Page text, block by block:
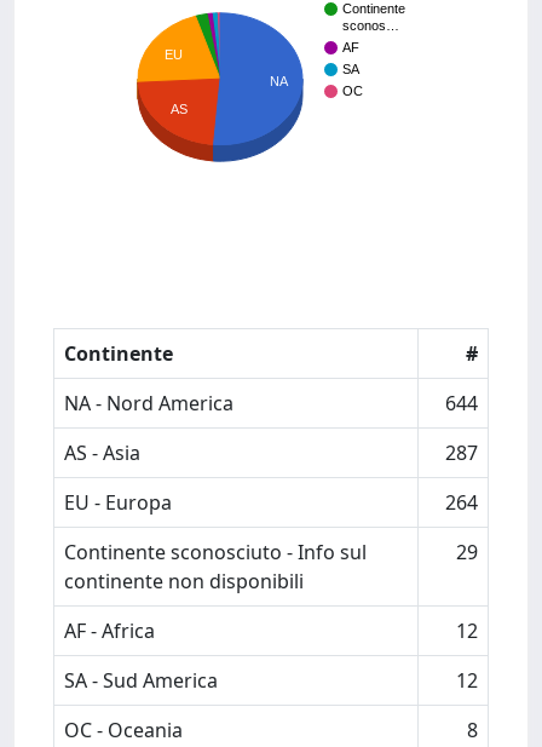
Continente
sconos…
AF
SA
OC
EU
AS
NA
Continente
#
NA - Nord America
644
AS - Asia
287
EU - Europa
264
Continente sconosciuto - Info sul
continente non disponibili
29
AF - Africa
12
SA - Sud America
12
OC - Oceania
8